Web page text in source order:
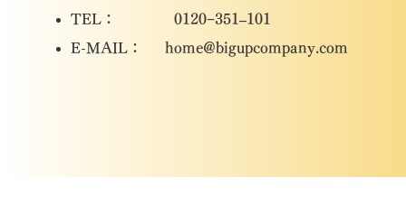
TEL： 0120−351–101
​E-MAIL： home@bigupcompany.com